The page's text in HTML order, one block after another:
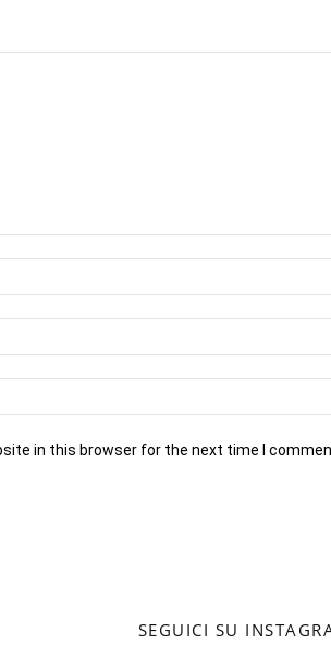
in this browser for the next time I
SEGUICI SU